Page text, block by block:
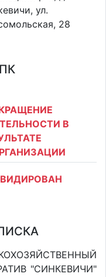
ул.
28
В
"СИНКЕВИЧИ"